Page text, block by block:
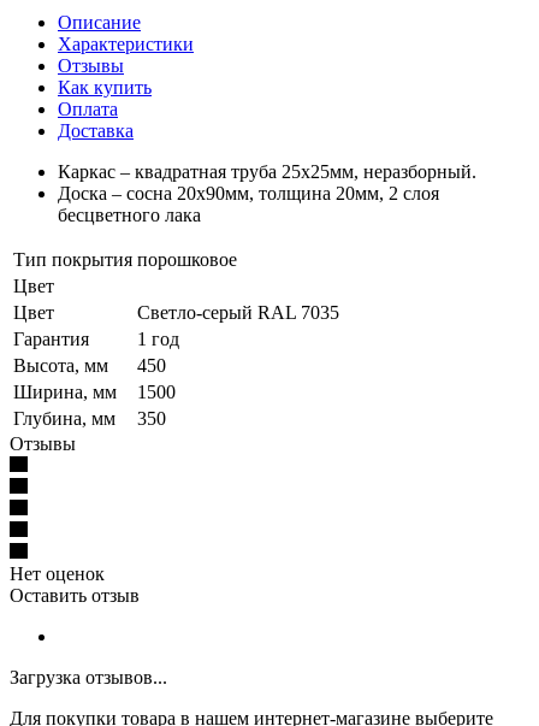
Описание
Характеристики
Отзывы
Как купить
Оплата
Доставка
Каркас – квадратная труба 25х25мм, неразборный.
Доска – сосна 20х90мм, толщина 20мм, 2 слоя
бесцветного лака
Тип покрытия порошковое
Цвет
Цвет
Светло-серый RAL 7035
Гарантия
1 год
Высота, мм
450
Ширина, мм
1500
Глубина, мм
350
Отзывы
Нет оценок
Оставить отзыв
Загрузка отзывов...
Для покупки товара в нашем интернет-магазине выберите